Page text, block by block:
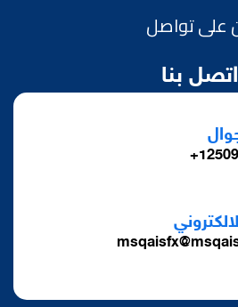
على تواصل
اتصل بنا